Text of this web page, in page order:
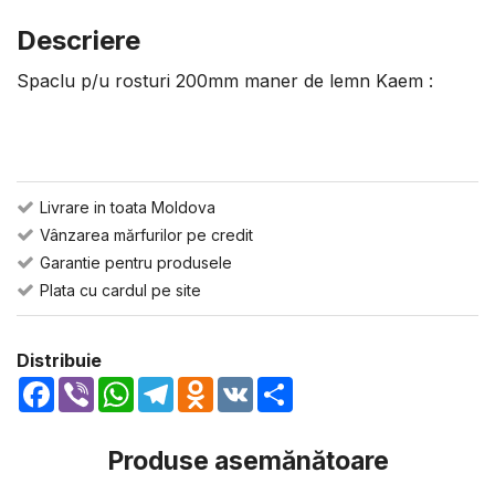
Descriere
Spaclu p/u rosturi 200mm maner de lemn Kaem :
Livrare in toata Moldova
Vânzarea mărfurilor pe credit
Garantie pentru produsele
Plata cu cardul pe site
Distribuie
Facebook
Viber WhatsApp
TelegramOdnoklassniki
VK
Produse asemănătoare